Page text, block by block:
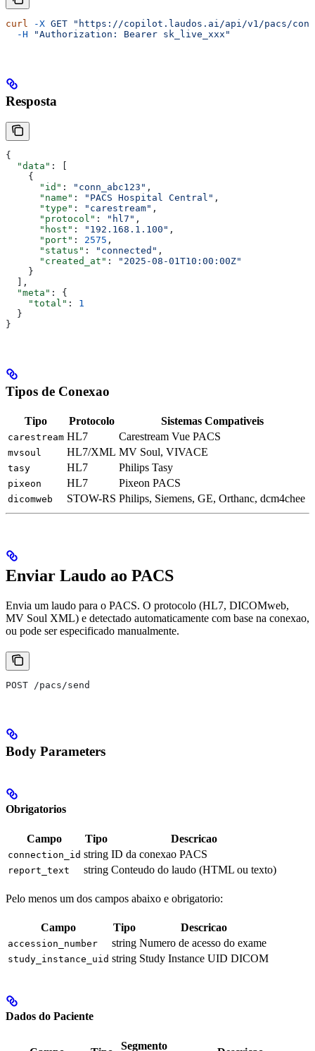
curl -X GET "https://copilot.laudos.ai/api/v1/pacs/
  -H
"Authorization: Bearer sk_live_xxx"
Resposta
{
  "data"
: [
    {
      "id"
: "conn_abc123" ,
      "name"
: "PACS Hospital Central" ,
      "type"
: "carestream" ,
      "protocol"
: "hl7" ,
      "host"
: "192.168.1.100" ,
      "port"
: 2575 ,
      "status"
: "connected" ,
      "created_at"
:
"2025-08-01T10:00:00Z"
    }
  ],
  "meta"
: {
    "total"
: 1
  }
}
Tipos de Conexao
Tipo Protocolo Sistemas Compativeis
carestream HL7 Carestream Vue PACS
mvsoul HL7/XML MV Soul, VIVACE
tasy HL7 Philips Tasy
pixeon HL7 Pixeon PACS
dicomweb STOW-RS Philips, Siemens, GE, Orthanc, dcm4chee
Enviar Laudo ao PACS
Envia um laudo para o PACS. O protocolo (HL7, DICOMweb,
MV Soul XML) e detectado automaticamente com base na conexao,
ou pode ser especificado manualmente.
POST /pacs/send
Body Parameters
Obrigatorios
Campo Tipo Descricao
connection_id string ID da conexao PACS
report_text string Conteudo do laudo (HTML ou texto)
Pelo menos um dos campos abaixo e obrigatorio:
Campo Tipo Descricao
accession_number string Numero de acesso do exame
study_instance_uid string Study Instance UID DICOM
Dados do Paciente
Segmento